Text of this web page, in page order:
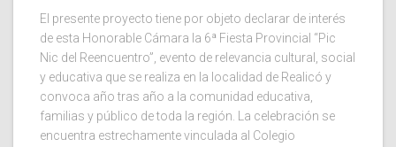
El presente proyecto tiene por objeto declarar de interés
de esta Honorable Cámara la 6ª Fiesta Provincial “Pic
Nic del Reencuentro”, evento de relevancia cultural, social
y educativa que se realiza en la localidad de Realicó y
convoca año tras año a la comunidad educativa,
familias y público de toda la región. La celebración se
encuentra estrechamente vinculada al Colegio